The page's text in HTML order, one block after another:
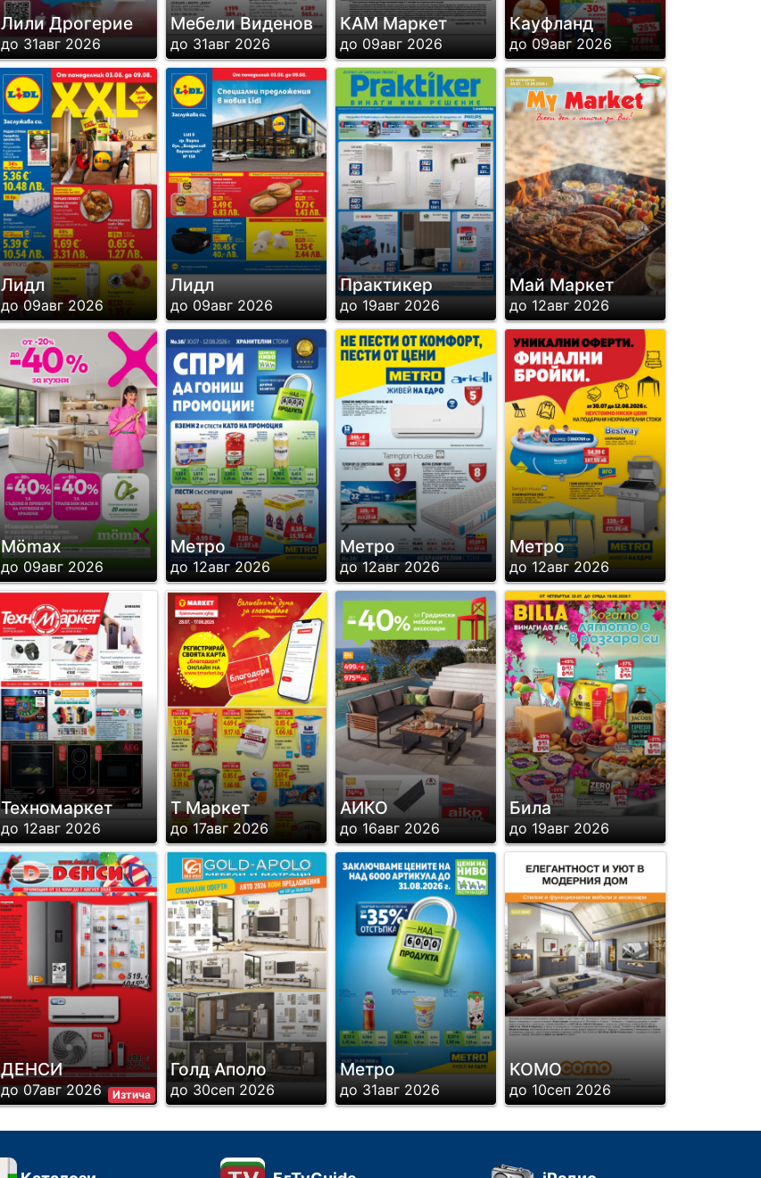
Лили Дрогерие
до 31авг 2026
Мебели Виденов
до 31авг 2026
КАМ Маркет
до 09авг 2026
Кауфланд
до 09авг 2026
Лидл
до 09авг 2026
Лидл
до 09авг 2026
Практикер
до 19авг 2026
Май Маркет
до 12авг 2026
Mömax
до 09авг 2026
Метро
до 12авг 2026
Метро
до 12авг 2026
Метро
до 12авг 2026
Техномаркет
до 12авг 2026
Т Маркет
до 17авг 2026
АИКО
до 16авг 2026
Била
до 19авг 2026
Изтича
ДЕНСИ
до 07авг 2026
Голд Аполо
до 30сеп 2026
Метро
до 31авг 2026
КОМО
до 10сеп 2026